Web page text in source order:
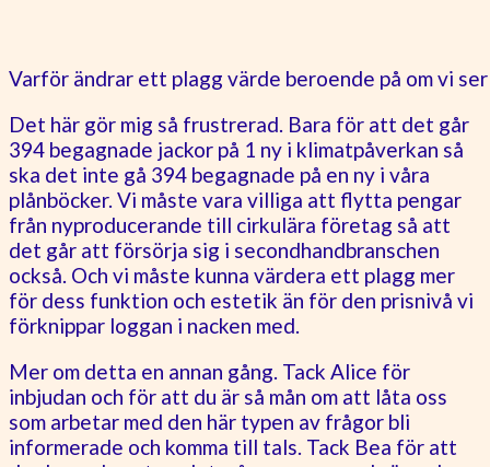
Varför ändrar ett plagg värde beroende på om vi
Det här gör mig så frustrerad. Bara för att det går
394 begagnade jackor på 1 ny i klimatpåverkan så
ska det inte gå 394 begagnade på en ny i våra
plånböcker. Vi måste vara villiga att flytta pengar
från nyproducerande till cirkulära företag så att
det går att försörja sig i secondhandbranschen
också. Och vi måste kunna värdera ett plagg mer
för dess funktion och estetik än för den prisnivå vi
förknippar loggan i nacken med.
Mer om detta en annan gång. Tack Alice för
inbjudan och för att du är så mån om att låta oss
som arbetar med den här typen av frågor bli
informerade och komma till tals. Tack Bea för att